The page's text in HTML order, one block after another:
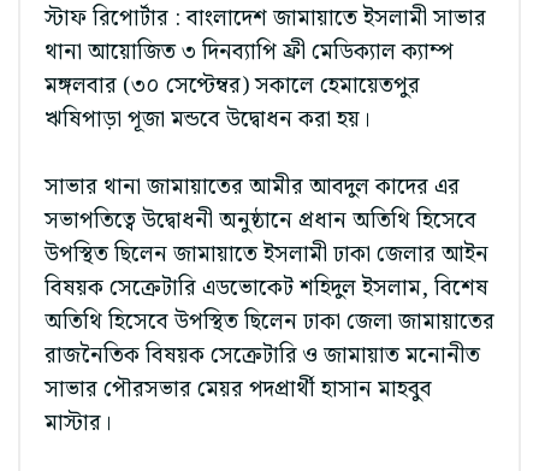
স্টাফ রিপোর্টার : বাংলাদেশ জামায়াতে ইসলামী সাভার
থানা আয়োজিত ৩ দিনব্যাপি ফ্রী মেডিক্যাল ক্যাম্প
মঙ্গলবার (৩০ সেপ্টেম্বর) সকালে হেমায়েতপুর
ঋষিপাড়া পূজা মন্ডবে উদ্বোধন করা হয়।
সাভার থানা জামায়াতের আমীর আবদুল কাদের এর
সভাপতিত্বে উদ্বোধনী অনুষ্ঠানে প্রধান অতিথি হিসেবে
উপস্থিত ছিলেন জামায়াতে ইসলামী ঢাকা জেলার আইন
বিষয়ক সেক্রেটারি এডভোকেট শহিদুল ইসলাম, বিশেষ
অতিথি হিসেবে উপস্থিত ছিলেন ঢাকা জেলা জামায়াতের
রাজনৈতিক বিষয়ক সেক্রেটারি ও জামায়াত মনোনীত
সাভার পৌরসভার মেয়র পদপ্রার্থী হাসান মাহবুব
মাস্টার।